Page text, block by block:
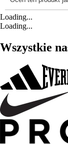
Loading...
Loading...
Wszystkie